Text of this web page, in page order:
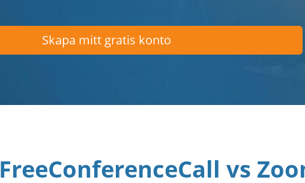
Skapa mitt gratis konto
FreeConferenceCall vs